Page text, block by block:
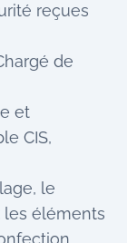
reçues
de
et
CIS,
le
les éléments